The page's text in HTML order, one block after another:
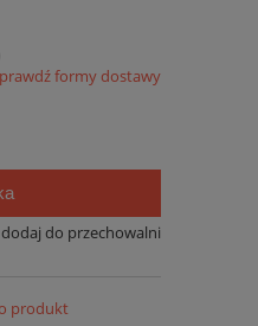
formy dostawy
dodaj do przechowalni
produkt